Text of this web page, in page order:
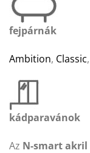
fejpárnák
Ambition, Classic,
kádparavánok
Az N-smart akril